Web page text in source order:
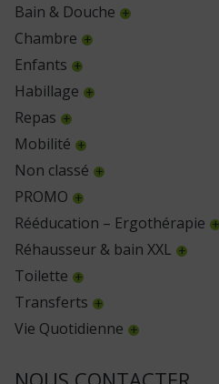
Bain & Douche
Chambre
Enfants
Habillage
Repas
Mobilité
Non classé
PROMO
Rééducation – Ergothérapie
Réhausseur & bain XXL
Toilette
Transferts
Vie Quotidienne